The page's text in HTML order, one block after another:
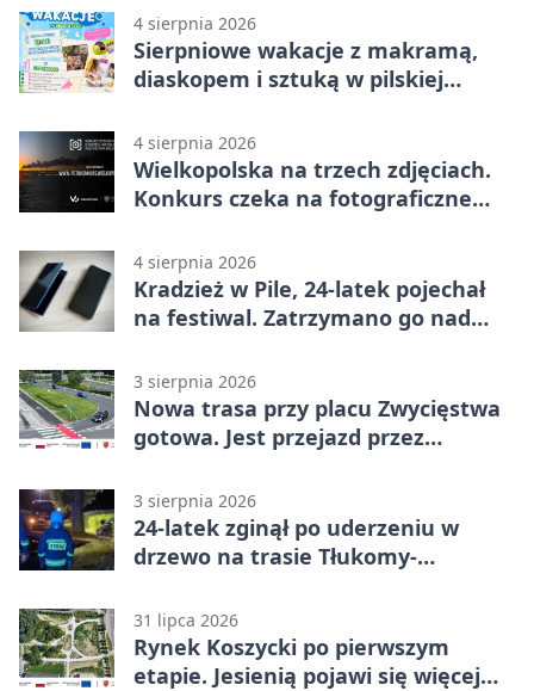
4 sierpnia 2026
Sierpniowe wakacje z makramą,
diaskopem i sztuką w pilskiej
4 sierpnia 2026
Wielkopolska na trzech zdjęciach.
Konkurs czeka na fotograficzne
4 sierpnia 2026
Kradzież w Pile, 24-latek pojechał
na festiwal. Zatrzymano go nad
3 sierpnia 2026
Nowa trasa przy placu Zwycięstwa
gotowa. Jest przejazd przez
3 sierpnia 2026
24-latek zginął po uderzeniu w
drzewo na trasie Tłukomy-
31 lipca 2026
Rynek Koszycki po pierwszym
etapie. Jesienią pojawi się więcej